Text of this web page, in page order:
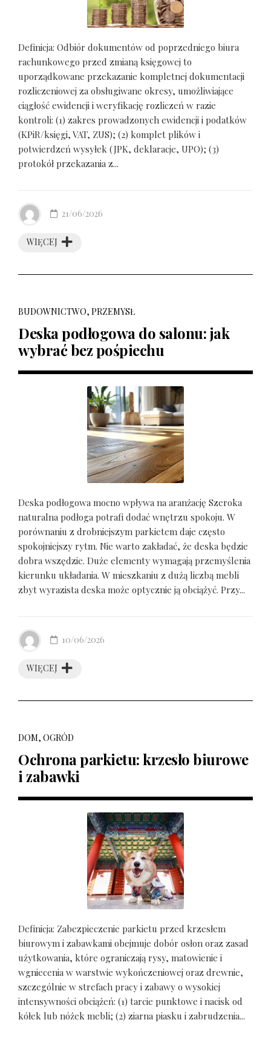
Definicja: Odbiór dokumentów od poprzedniego biura
rachunkowego przed zmianą księgowej to
uporządkowane przekazanie kompletnej dokumentacji
rozliczeniowej za obsługiwane okresy, umożliwiające
ciągłość ewidencji i weryfikację rozliczeń w razie
kontroli: (1) zakres prowadzonych ewidencji i podatków
(KPiR/księgi, VAT, ZUS); (2) komplet plików i
potwierdzeń wysyłek (JPK, deklaracje, UPO); (3)
protokół przekazania z...
WIĘCEJ
21/06/2026
BUDOWNICTWO, PRZEMYSŁ
Deska podłogowa do salonu: jak
wybrać bez pośpiechu
Deska podłogowa mocno wpływa na aranżację Szeroka
naturalna podłoga potrafi dodać wnętrzu spokoju. W
porównaniu z drobniejszym parkietem daje często
spokojniejszy rytm. Nie warto zakładać, że deska będzie
dobra wszędzie. Duże elementy wymagają przemyślenia
kierunku układania. W mieszkaniu z dużą liczbą mebli
zbyt wyrazista deska może optycznie ją obciążyć. Przy...
WIĘCEJ
10/06/2026
DOM, OGRÓD
Ochrona parkietu: krzesło biurowe
i zabawki
Definicja: Zabezpieczenie parkietu przed krzesłem
biurowym i zabawkami obejmuje dobór osłon oraz zasad
użytkowania, które ograniczają rysy, matowienie i
wgniecenia w warstwie wykończeniowej oraz drewnie,
szczególnie w strefach pracy i zabawy o wysokiej
intensywności obciążeń: (1) tarcie punktowe i nacisk od
kółek lub nóżek mebli; (2) ziarna piasku i zabrudzenia...